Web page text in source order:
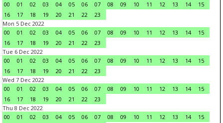
00
01 02 03 04 05 06 07 08 09 10 11 12 13 14
15
16
17 18 19 20 21 22
23
Mon 5 Dec 2022
00
01 02 03 04 05 06 07 08 09 10 11 12 13 14
15
16
17 18 19 20 21 22
23
Tue 6 Dec 2022
00
01 02 03 04 05 06 07 08 09 10 11 12 13 14
15
16
17 18 19 20 21 22
23
Wed 7 Dec 2022
00
01 02 03 04 05 06 07 08 09 10 11 12 13 14
15
16
17 18 19 20 21 22
23
Thu 8 Dec 2022
00
01 02 03 04 05 06 07 08 09 10 11 12 13 14
15